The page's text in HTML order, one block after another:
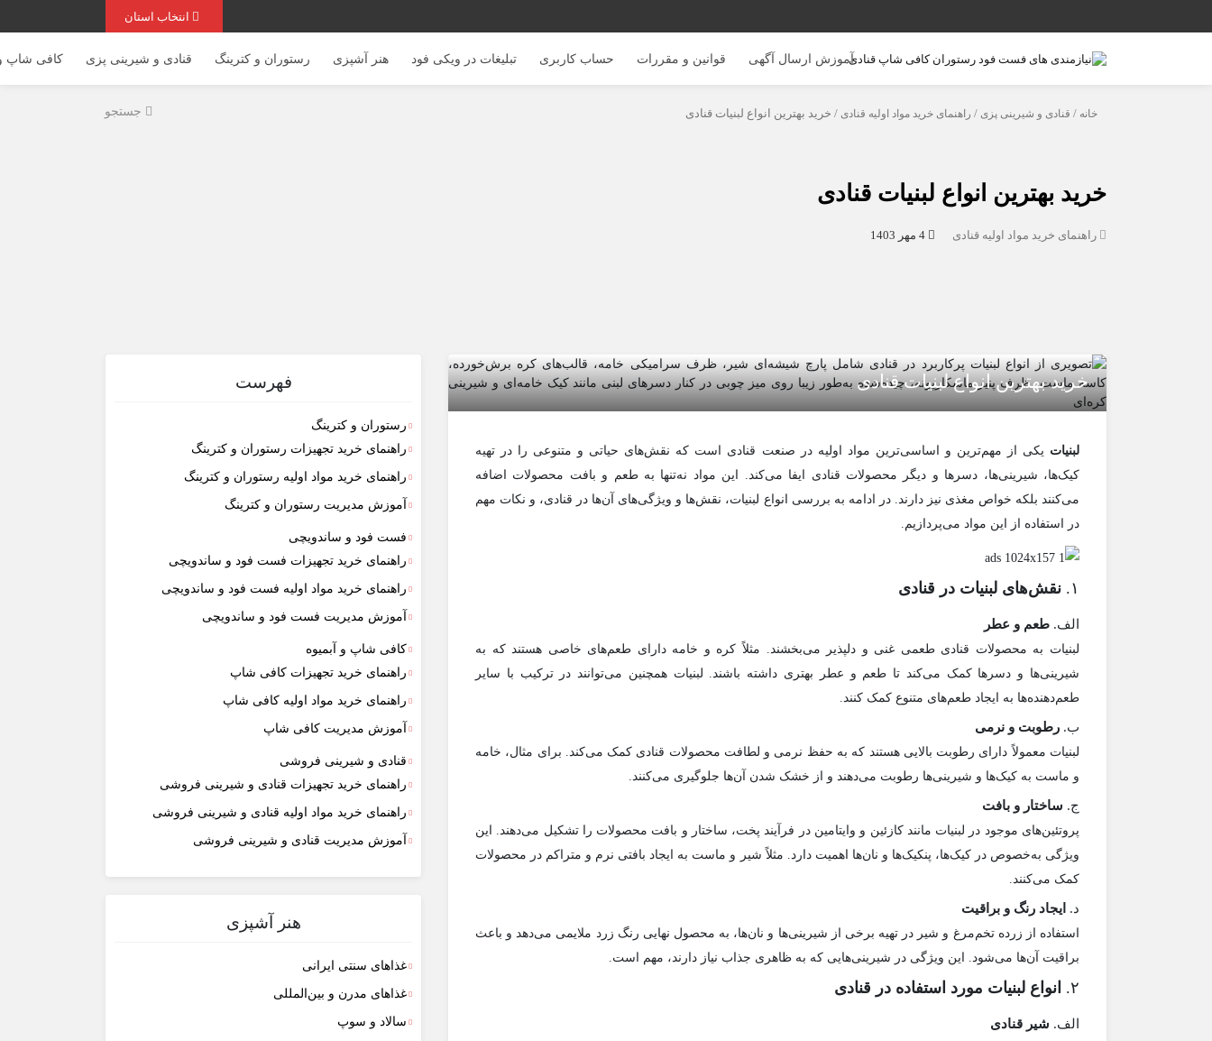
آموزش ارسال آگهی قوانین و مقررات حساب کاربری تبلیغات در ویکی فود هنر آشپزی رستوران و کترینگ قنادی و شیرینی پزی کافی شاپ و
جستجو خانه / قنادی و شیرینی پزی / راهنمای خرید مواد اولیه قنادی / خرید بهترین انواع لبنیات قنادی
خرید بهترین انواع لبنیات قنادی
راهنمای خرید مواد اولیه قنادی
خرید بهترین انواع لبنیات قنادی
لبنیات یکی از مهم‌ترین و اساسی‌ترین مواد اولیه در صنعت قنادی است که نقش‌های حیاتی و متنوعی را در تهیه
کیک‌ها، شیرینی‌ها، دسرها و دیگر محصولات قنادی ایفا می‌کند. این مواد نه‌تنها به طعم و بافت محصولات اضافه
می‌کنند بلکه خواص مغذی نیز دارند. در ادامه به بررسی انواع لبنیات، نقش‌ها و ویژگی‌های آن‌ها در قنادی، و نکات مهم
در استفاده از این مواد می‌پردازیم.
۱. نقش‌های لبنیات در قنادی
الف. طعم و عطر
لبنیات به محصولات قنادی طعمی غنی و دلپذیر می‌بخشند. مثلاً کره و خامه دارای طعم‌های خاصی هستند که به
شیرینی‌ها و دسرها کمک می‌کند تا طعم و عطر بهتری داشته باشند. لبنیات همچنین می‌توانند در ترکیب با سایر
طعم‌دهنده‌ها به ایجاد طعم‌های متنوع کمک کنند.
ب. رطوبت و نرمی
لبنیات معمولاً دارای رطوبت بالایی هستند که به حفظ نرمی و لطافت محصولات قنادی کمک می‌کند. برای مثال، خامه
و ماست به کیک‌ها و شیرینی‌ها رطوبت می‌دهند و از خشک شدن آن‌ها جلوگیری می‌کنند.
ج. ساختار و بافت
پروتئین‌های موجود در لبنیات مانند کازئین و وایتامین در فرآیند پخت، ساختار و بافت محصولات را تشکیل می‌دهند. این
ویژگی به‌خصوص در کیک‌ها، پنکیک‌ها و نان‌ها اهمیت دارد. مثلاً شیر و ماست به ایجاد بافتی نرم و متراکم در محصولات
کمک می‌کنند.
د. ایجاد رنگ و براقیت
استفاده از زرده تخم‌مرغ و شیر در تهیه برخی از شیرینی‌ها و نان‌ها، به محصول نهایی رنگ زرد ملایمی می‌دهد و باعث
براقیت آن‌ها می‌شود. این ویژگی در شیرینی‌هایی که به ظاهری جذاب نیاز دارند، مهم است.
۲. انواع لبنیات مورد استفاده در قنادی
الف. شیر قنادی
فهرست
رستوران و کترینگ
راهنمای خرید تجهیزات رستوران و کترینگ
راهنمای خرید مواد اولیه رستوران و کترینگ
آموزش مدیریت رستوران و کترینگ
فست فود و ساندویچی
راهنمای خرید تجهیزات فست فود و ساندویچی
راهنمای خرید مواد اولیه فست فود و ساندویچی
آموزش مدیریت فست فود و ساندویچی
کافی شاپ و آبمیوه
راهنمای خرید تجهیزات کافی شاپ
راهنمای خرید مواد اولیه کافی‌ شاپ‌
آموزش مدیریت کافی شاپ
قنادی و شیرینی فروشی
راهنمای خرید تجهیزات قنادی و شیرینی فروشی
راهنمای خرید مواد اولیه قنادی و شیرینی فروشی
آموزش مدیریت قنادی و شیرینی فروشی
هنر آشپزی
غذاهای سنتی ایرانی
غذاهای مدرن و بین‌المللی
سالاد و سوپ